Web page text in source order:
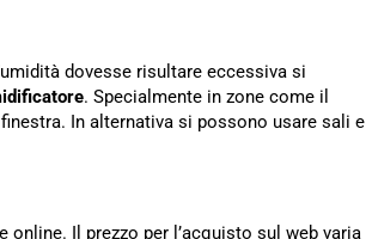
dovesse risultare eccessiva si
. Specialmente in zone come il
In alternativa si possono usare sali e
Il prezzo per l’acquisto sul web varia